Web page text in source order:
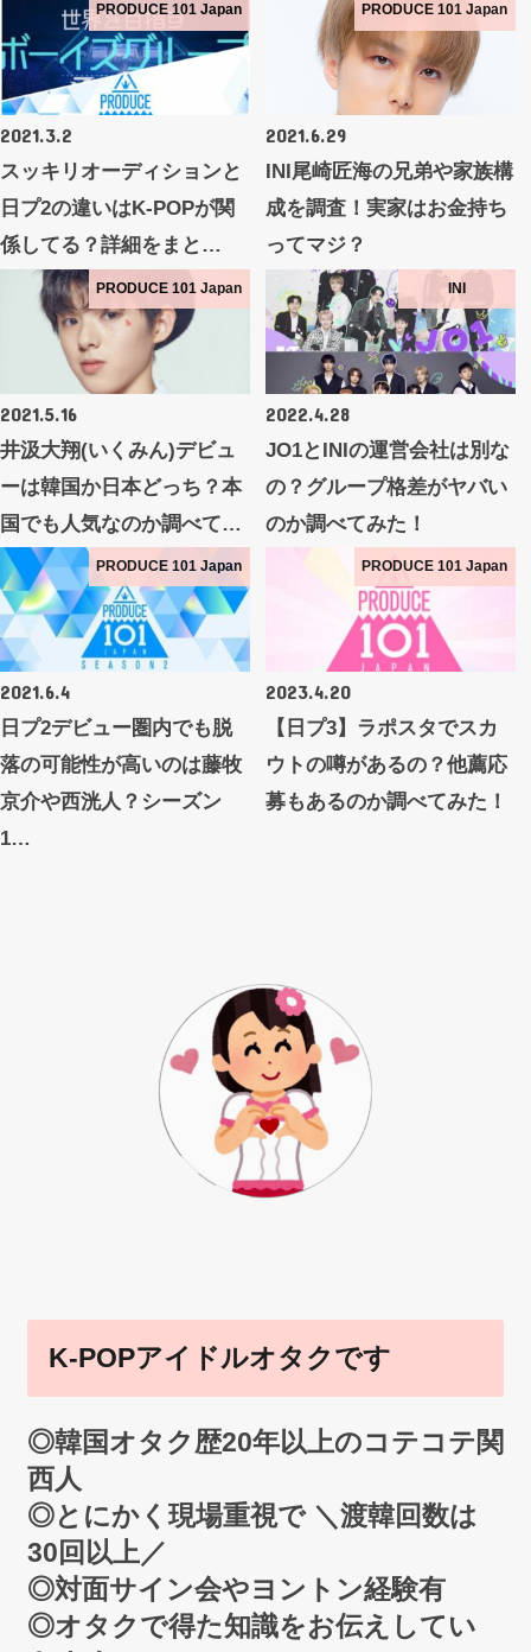
PRODUCE 101 Japan
2021.3.2
スッキリオーディションと
日プ2の違いはK-POPが関
係してる？詳細をまと…
PRODUCE 101 Japan
2021.6.29
INI尾崎匠海の兄弟や家族構
成を調査！実家はお金持ち
ってマジ？
PRODUCE 101 Japan
2021.5.16
井汲大翔(いくみん)デビュ
ーは韓国か日本どっち？本
国でも人気なのか調べて…
INI
2022.4.28
JO1とINIの運営会社は別な
の？グループ格差がヤバい
のか調べてみた！
PRODUCE 101 Japan
2021.6.4
日プ2デビュー圏内でも脱
落の可能性が高いのは藤牧
京介や西洸人？シーズン
1…
PRODUCE 101 Japan
2023.4.20
【日プ3】ラポスタでスカ
ウトの噂があるの？他薦応
募もあるのか調べてみた！
K-POPアイドルオタクです
◎韓国オタク歴20年以上のコテコテ関
西人
◎とにかく現場重視で ＼渡韓回数は
30回以上／
◎対面サイン会やヨントン経験有
◎オタクで得た知識をお伝えしてい